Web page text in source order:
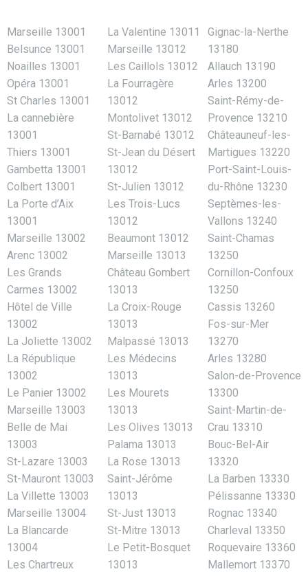
Marseille 13001
Belsunce 13001
Noailles 13001
Opéra 13001
St Charles 13001
La cannebière
13001
Thiers 13001
Gambetta 13001
Colbert 13001
La Porte d’Aix
13001
Marseille 13002
Arenc 13002
Les Grands
Carmes 13002
Hôtel de Ville
13002
La Joliette 13002
La République
13002
Le Panier 13002
Marseille 13003
Belle de Mai
13003
St-Lazare 13003
St-Mauront 13003
La Villette 13003
Marseille 13004
La Blancarde
13004
Les Chartreux
La Valentine 13011
Marseille 13012
Les Caillols 13012
La Fourragère
13012
Montolivet 13012
St-Barnabé 13012
St-Jean du Désert
13012
St-Julien 13012
Les Trois-Lucs
13012
Beaumont 13012
Marseille 13013
Château Gombert
13013
La Croix-Rouge
13013
Malpassé 13013
Les Médecins
13013
Les Mourets
13013
Les Olives 13013
Palama 13013
La Rose 13013
Saint-Jérôme
13013
St-Just 13013
St-Mitre 13013
Le Petit-Bosquet
13013
Gignac-la-Nerthe
13180
Allauch 13190
Arles 13200
Saint-Rémy-de-
Provence 13210
Châteauneuf-les-
Martigues 13220
Port-Saint-Louis-
du-Rhône 13230
Septèmes-les-
Vallons 13240
Saint-Chamas
13250
Cornillon-Confoux
13250
Cassis 13260
Fos-sur-Mer
13270
Arles 13280
Salon-de-Provence
13300
Saint-Martin-de-
Crau 13310
Bouc-Bel-Air
13320
La Barben 13330
Pélissanne 13330
Rognac 13340
Charleval 13350
Roquevaire 13360
Mallemort 13370